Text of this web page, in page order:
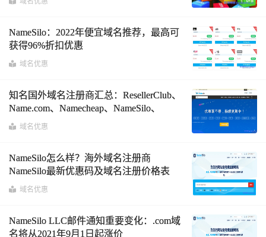
NameSilo：2022年便宜域名推荐，最高可
获得96%折扣优惠
域名优惠
知名国外域名注册商汇总：ResellerClub、
Name.com、Namecheap、NameSilo、
Domain、Dynadot
域名优惠
NameSilo怎么样？海外域名注册商
NameSilo最新优惠码及域名注册价格表
域名优惠
NameSilo LLC邮件通知重要变化：.com域
名将从2021年9月1日起涨价